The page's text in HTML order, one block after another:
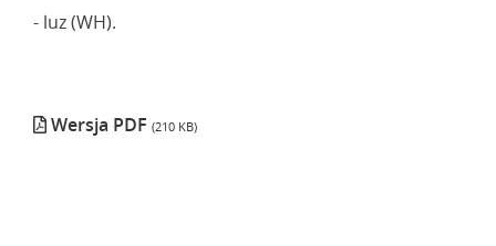
- luz (WH).
Wersja PDF (210 KB)